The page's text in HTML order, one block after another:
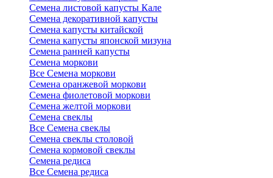
Семена листовой капусты Кале
Семена декоративной капусты
Семена капусты китайской
Семена капусты японской мизуна
Семена ранней капусты
Семена моркови
Все Семена моркови
Семена оранжевой моркови
Семена фиолетовой моркови
Семена желтой моркови
Семена свеклы
Все Семена свеклы
Семена свеклы столовой
Семена кормовой свеклы
Семена редиса
Все Семена редиса